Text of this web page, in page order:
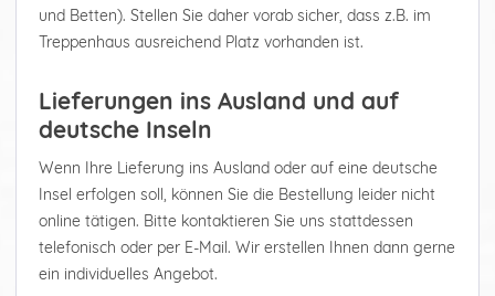
und Betten). Stellen Sie daher vorab sicher, dass z.B. im
Treppenhaus ausreichend Platz vorhanden ist.
Lieferungen ins Ausland und auf
deutsche Inseln
Wenn Ihre Lieferung ins Ausland oder auf eine deutsche
Insel erfolgen soll, können Sie die Bestellung leider nicht
online tätigen. Bitte kontaktieren Sie uns stattdessen
telefonisch oder per E-Mail. Wir erstellen Ihnen dann gerne
ein individuelles Angebot.